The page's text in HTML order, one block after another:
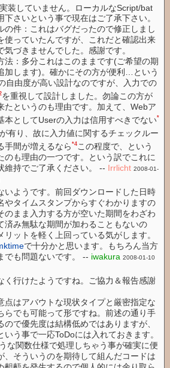
装していません。ローカルなScript/bat
下さいという事で現在はご了承下さい。
の件：これはバグだったので修正しまし
使っていたんですが、これだと確認出来
気づきませんでした。感謝です。
法：多分これはこのままです(ご希望の期
加します)。確かにその方が便利…という
自由度が高い設計なのですが、入力での
を重視して設計しました。勿論この方が
たというのも理由です。加えて、Webア
本としてUserの入力は信用すべきでない*
有り、故に入力値に関するチェックルー
手間が増えるなら*4 この程度で、という
のも理由の一つです。という訳でこれに
維持でご了承ください。 -- Irrlicht 2008-01-
いようです。前回ダウンロードした日時
やタイムスタンプからすぐわかりますの
のまま入力する方が空いた期間をわざわ
済み無駄な期間が加わることもないの
リットを軽く上回っている気がします。
で十分かと思います。もちろん当方
でも問題ないです。 -- iwakura 2008-01-10
く行けたようですね。ご協力＆報告感謝
点はアバウトな現状タイプと厳密指定な
らでも可能って形ですね。前述の通り手
ので優先度は結構低めではありますが、
いう事で一応ToDoには入れておきます。
な関数仕様で処理しちゃう事が確実に便
、そういうのを期待して組んだコードは